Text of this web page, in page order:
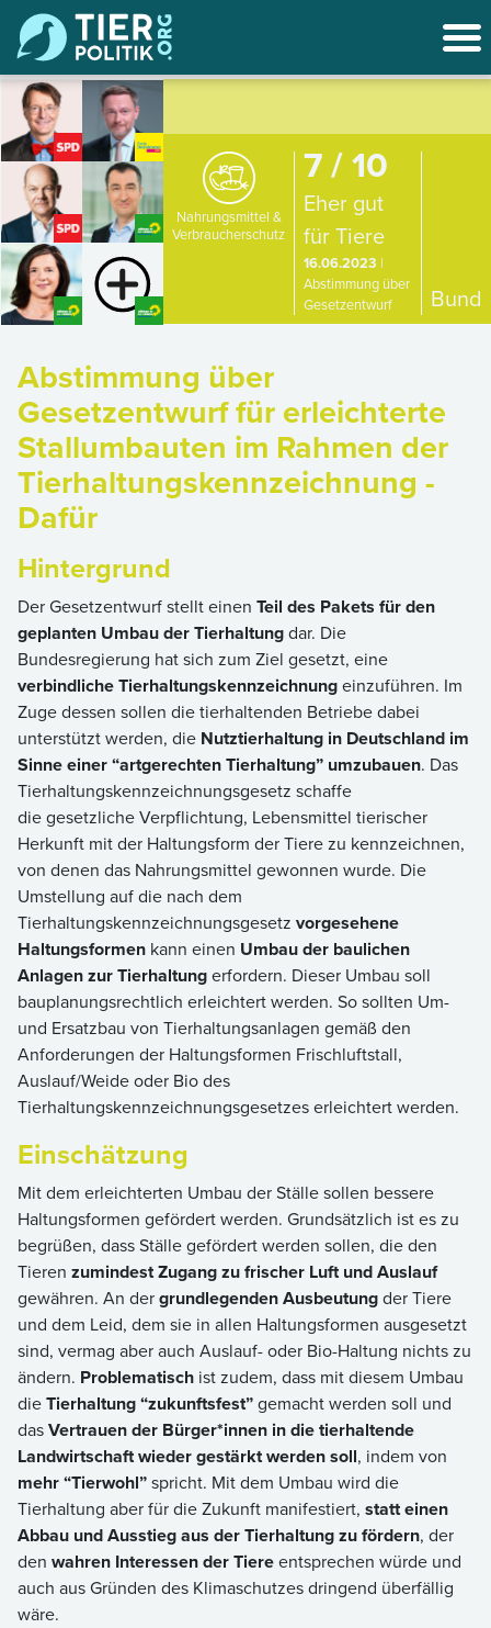
Nahrungsmittel &
Verbraucherschutz
7 / 10
Eher gut
für Tiere
16.06.2023 |
Abstimmung über
Gesetzentwurf
Bund
Abstimmung über
Gesetzentwurf für erleichterte
Stallumbauten im Rahmen der
Tierhaltungskennzeichnung -
Dafür
Hintergrund
Der Gesetzentwurf stellt einen Teil des Pakets für den
geplanten Umbau der Tierhaltungdar. Die
Bundesregierung hat sich zum Ziel gesetzt, eine
verbindliche Tierhaltungskennzeichnungeinzuführen. Im
Zuge dessen sollen die tierhaltenden Betriebe dabei
unterstützt werden, die Nutztierhaltung in Deutschland im
Sinne einer “artgerechten Tierhaltung” umzubauen. Das
Tierhaltungskennzeichnungsgesetz schaffe
die gesetzliche Verpflichtung, Lebensmittel tierischer
Herkunft mit der Haltungsform der Tiere zu kennzeichnen,
von denen das Nahrungsmittel gewonnen wurde. Die
Umstellung auf die nach dem
Tierhaltungskennzeichnungsgesetz vorgesehene
Haltungsformen kann einen Umbau der baulichen
Anlagen zur Tierhaltungerfordern. Dieser Umbau soll
bauplanungsrechtlich erleichtert werden. So sollten Um-
und Ersatzbau von Tierhaltungsanlagen gemäß den
Anforderungen der Haltungsformen Frischluftstall,
Auslauf/Weide oder Bio des
Tierhaltungskennzeichnungsgesetzes erleichtert werden.
Einschätzung
Mit dem erleichterten Umbau der Ställe sollen bessere
Haltungsformen gefördert werden. Grundsätzlich ist es zu
begrüßen, dass Ställe gefördert werden sollen, die den
Tieren zumindest Zugang zu frischer Luft und Auslauf
gewähren. An dergrundlegenden Ausbeutungder Tiere
und dem Leid, dem sie in allen Haltungsformen ausgesetzt
sind, vermag aber auch Auslauf- oder Bio-Haltung nichts zu
ändern. Problematisch ist zudem, dass mit diesem Umbau
dieTierhaltung “zukunftsfest”gemacht werden soll und
dasVertrauen der Bürger*innen in die tierhaltende
Landwirtschaft wieder gestärkt werden soll, indem von
mehr “Tierwohl”spricht. Mit dem Umbau wird die
Tierhaltung aber für die Zukunft manifestiert, statt einen
Abbau und Ausstieg aus der Tierhaltung zu fördern, der
den wahren Interessen der Tiereentsprechen würde und
auch aus Gründen des Klimaschutzes dringend überfällig
wäre.